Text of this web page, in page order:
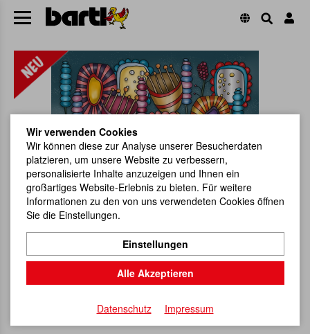
Wir verwenden Cookies
Wir können diese zur Analyse unserer Besucherdaten
platzieren, um unsere Website zu verbessern,
personalisierte Inhalte anzuzeigen und Ihnen ein
großartiges Website-Erlebnis zu bieten. Für weitere
Informationen zu den von uns verwendeten Cookies öffnen
Sie die Einstellungen.
Einstellungen
Alle Akzeptieren
Datenschutz Impressum